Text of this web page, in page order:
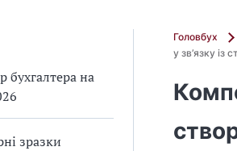
бухгалтера на
зразки
Головбух
у зв’язку із